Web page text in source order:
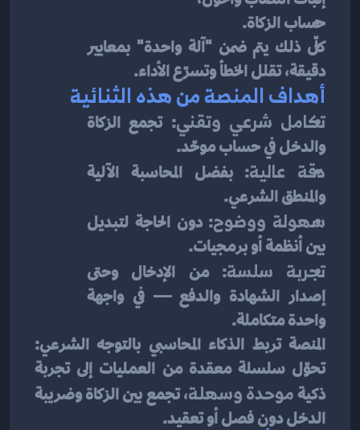
حساب الزكاة.
كلّ ذلك يتم ضمن "آلة واحدة" بمعايير
دقيقة، تقلل الخطأ وتسرّع الأداء.
أهداف المنصة من هذه الثنائية
تكامل شرعي وتقني
والدخل في حساب موحّد.
دقة عالية : بفضل المحاسبة الآلية
والمنطق الشرعي.
سهولة ووضوح
بين أنظمة أو برمجيات.
تجربة سلسة
إصدار الشهادة والدفع — في واجهة
واحدة متكاملة.
ذكية موحدة وسهلة
الدخل دون فصل أو تعقيد.